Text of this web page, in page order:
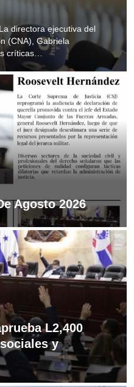
directora ejecutiva del
(CNA), Gabriela
críticas…
Agosto 2026
L2,400
y